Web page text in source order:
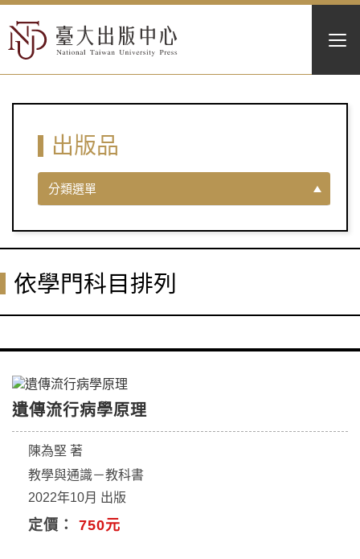
出版品
分類選單
依學門科目排列
遺傳流行病學原理
陳為堅 著
教學與通識－教科書
2022年10月 出版
定價： 750元